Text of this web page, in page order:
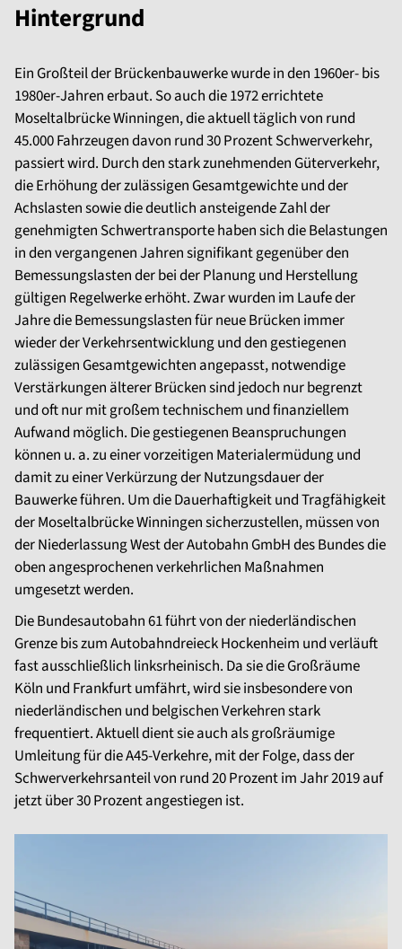
Hintergrund
Ein Großteil der Brückenbauwerke wurde in den 1960er- bis
1980er-Jahren erbaut. So auch die 1972 errichtete
Moseltalbrücke Winningen, die aktuell täglich von rund
45.000 Fahrzeugen davon rund 30 Prozent Schwerverkehr,
passiert wird. Durch den stark zunehmenden Güterverkehr,
die Erhöhung der zulässigen Gesamtgewichte und der
Achslasten sowie die deutlich ansteigende Zahl der
genehmigten Schwertransporte haben sich die Belastungen
in den vergangenen Jahren signifikant gegenüber den
Bemessungslasten der bei der Planung und Herstellung
gültigen Regelwerke erhöht. Zwar wurden im Laufe der
Jahre die Bemessungslasten für neue Brücken immer
wieder der Verkehrsentwicklung und den gestiegenen
zulässigen Gesamtgewichten angepasst, notwendige
Verstärkungen älterer Brücken sind jedoch nur begrenzt
und oft nur mit großem technischem und finanziellem
Aufwand möglich. Die gestiegenen Beanspruchungen
können u. a. zu einer vorzeitigen Materialermüdung und
damit zu einer Verkürzung der Nutzungsdauer der
Bauwerke führen. Um die Dauerhaftigkeit und Tragfähigkeit
der Moseltalbrücke Winningen sicherzustellen, müssen von
der Niederlassung West der Autobahn GmbH des Bundes die
oben angesprochenen verkehrlichen Maßnahmen
umgesetzt werden.
Die Bundesautobahn 61 führt von der niederländischen
Grenze bis zum Autobahndreieck Hockenheim und verläuft
fast ausschließlich linksrheinisch. Da sie die Großräume
Köln und Frankfurt umfährt, wird sie insbesondere von
niederländischen und belgischen Verkehren stark
frequentiert. Aktuell dient sie auch als großräumige
Umleitung für die A45-Verkehre, mit der Folge, dass der
Schwerverkehrsanteil von rund 20 Prozent im Jahr 2019 auf
jetzt über 30 Prozent angestiegen ist.